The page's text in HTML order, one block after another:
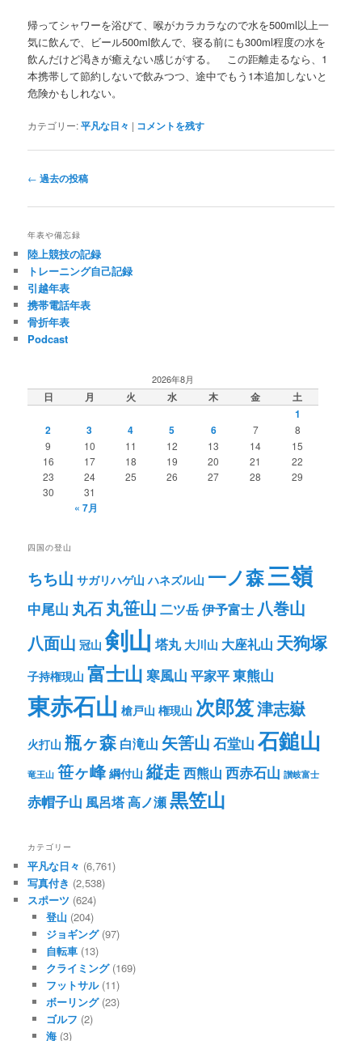
帰ってシャワーを浴びて、喉がカラカラなので水を500ml以上一
気に飲んで、ビール500ml飲んで、寝る前にも300ml程度の水を
飲んだけど渇きが癒えない感じがする。 この距離走るなら、1
本携帯して節約しないで飲みつつ、途中でもう1本追加しないと
危険かもしれない。
カテゴリー:平凡な日々 | コメントを残す
投
ナ
ー
シ
ョ
ン
← 過去の投稿
年表や備忘録
陸上競技の記録
トレーニング自己記録
引越年表
携帯電話年表
骨折年表
Podcast
2026年8月
日 月 火 水 木 金
土
1
2
3 4 5 6 7
8
9
10 11 12 13 14
15
16
17 18 19 20 21
22
23
24 25 26 27 28
29
30
31
« 7月
四国の登山
ちち山 サガリハゲ山 ハネズル山 一ノ森三嶺
中尾山 丸石丸笹山 二ツ岳伊予富士 八巻山
八面山 冠山 剣山 塔丸 大川山 大座礼山 天狗塚
子持権現山 富士山 寒風山 平家平東熊山
東赤石山 槍戸山 権現山 次郎笈津志嶽
火打山 瓶ヶ森 白滝山 矢筈山 石堂山 石鎚山
竜王山 笹ヶ峰 綱付山 縦走西熊山 西赤石山 讃岐富士
赤帽子山 風呂塔高ノ瀬黒笠山
カテゴリー
平凡な日々 (6,761)
写真付き (2,538)
スポーツ (624)
登山 (204)
ジョギング(97)
自転車(13)
クライミング(169)
フットサル(11)
ボーリング(23)
ゴルフ (2)
海(3)